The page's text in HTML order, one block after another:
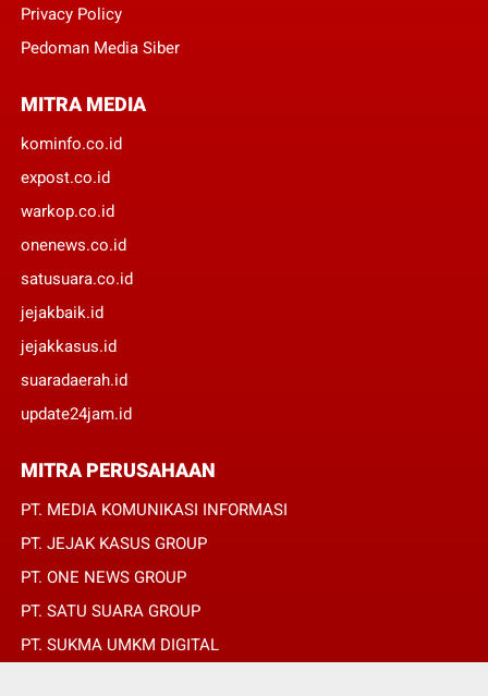
Privacy Policy
Pedoman Media Siber
MITRA MEDIA
kominfo.co.id
expost.co.id
warkop.co.id
onenews.co.id
satusuara.co.id
jejakbaik.id
jejakkasus.id
suaradaerah.id
update24jam.id
MITRA PERUSAHAAN
PT. MEDIA KOMUNIKASI INFORMASI
PT. JEJAK KASUS GROUP
PT. ONE NEWS GROUP
PT. SATU SUARA GROUP
PT. SUKMA UMKM DIGITAL